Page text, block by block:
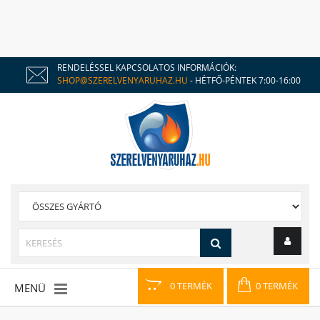
RENDELÉSSEL KAPCSOLATOS INFORMÁCIÓK:
SHOP@SZERELVENYARUHAZ.HU - HÉTFŐ-PÉNTEK 7:00-16:00
0 TERMÉK 0 TERMÉK
MENÜ